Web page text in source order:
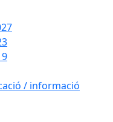
/ informació